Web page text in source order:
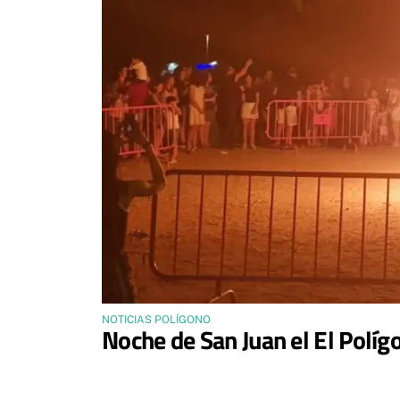
NOTICIAS POLÍGONO
Noche de San Juan el El